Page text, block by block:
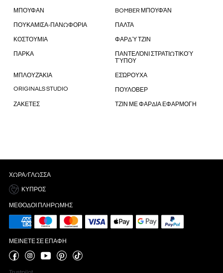
ΜΠΟΥΦΑΝ BOMBER ΜΠΟΥΦΆΝ
ΠΟΥΚΑΜΙΣΑ-ΠΑΝΩΦΟΡΙΑ ΠΑΛΤΑ
ΚΟΣΤΟΥΜΙΑ ΦΑΡΔΎ ΤΖΙΝ
ΠΑΡΚΑ
ΠΑΝΤΕΛΌΝΙ ΣΤΡΑΤΙΩΤΙΚΟΎ
ΤΎΠΟΥ
ΜΠΛΟΥΖΆΚΙΑ ΕΣΏΡΟΥΧΑ
ORIGINALS STUDIO ΠΟΥΛΟΒΕΡ
ΖΑΚΕΤΕΣ ΤΖΙΝ ΜΕ ΦΑΡΔΙΑ ΕΦΑΡΜΟΓΗ
ΧΏΡΑ/ΓΛΏΣΣΑ
ΚΎΠΡΟΣ
ΜΈΘΟΔΟΙ ΠΛΗΡΩΜΉΣ
ΜΕΊΝΕΤΕ ΣΕ ΕΠΑΦΉ